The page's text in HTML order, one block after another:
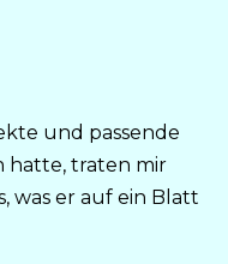
und passende
hatte, traten mir
was er auf ein Blatt